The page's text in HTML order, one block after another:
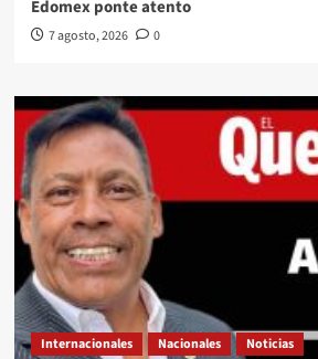
Edomex ponte atento
7 agosto, 2026 0
Internacionales Nacionales Noticias